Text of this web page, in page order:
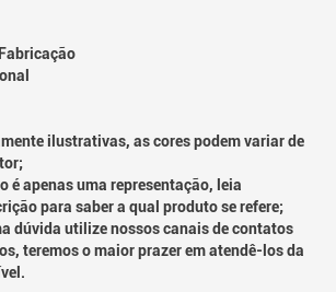
ilustrativas, as cores podem variar de
é apenas uma representação, leia
para saber a qual produto se refere;
dúvida utilize nossos canais de contatos
teremos o maior prazer em atendê-los da